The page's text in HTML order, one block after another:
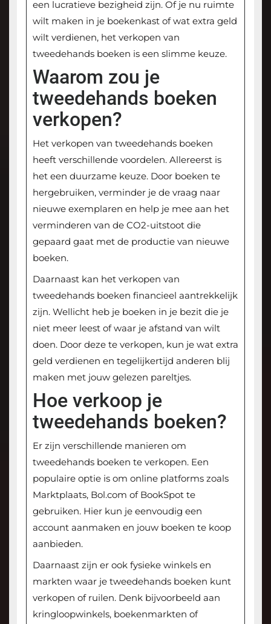
een lucratieve bezigheid zijn. Of je nu ruimte
wilt maken in je boekenkast of wat extra geld
wilt verdienen, het verkopen van
tweedehands boeken is een slimme keuze.
Waarom zou je
tweedehands boeken
verkopen?
Het verkopen van tweedehands boeken
heeft verschillende voordelen. Allereerst is
het een duurzame keuze. Door boeken te
hergebruiken, verminder je de vraag naar
nieuwe exemplaren en help je mee aan het
verminderen van de CO2-uitstoot die
gepaard gaat met de productie van nieuwe
boeken.
Daarnaast kan het verkopen van
tweedehands boeken financieel aantrekkelijk
zijn. Wellicht heb je boeken in je bezit die je
niet meer leest of waar je afstand van wilt
doen. Door deze te verkopen, kun je wat extra
geld verdienen en tegelijkertijd anderen blij
maken met jouw gelezen pareltjes.
Hoe verkoop je
tweedehands boeken?
Er zijn verschillende manieren om
tweedehands boeken te verkopen. Een
populaire optie is om online platforms zoals
Marktplaats, Bol.com of BookSpot te
gebruiken. Hier kun je eenvoudig een
account aanmaken en jouw boeken te koop
aanbieden.
Daarnaast zijn er ook fysieke winkels en
markten waar je tweedehands boeken kunt
verkopen of ruilen. Denk bijvoorbeeld aan
kringloopwinkels, boekenmarkten of